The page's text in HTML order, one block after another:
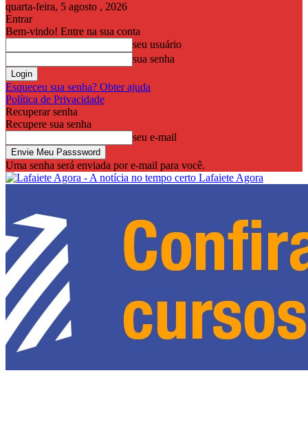
quarta-feira, 5 agosto , 2026
Entrar
Bem-vindo! Entre na sua conta
seu usuário
sua senha
Esqueceu sua senha? Obter ajuda
Política de Privacidade
Recuperar senha
Recupere sua senha
seu e-mail
Uma senha será enviada por e-mail para você.
Lafaiete Agora